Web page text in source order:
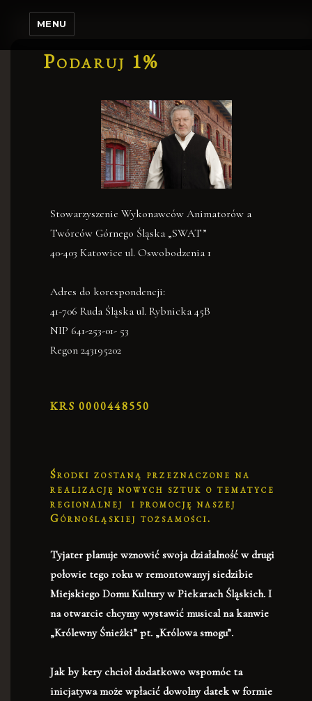
MENU
Podaruj 1%
Stowarzyszenie Wykonawców Animatorów a
Twórców Górnego Śląska „SWAT”
40-403 Katowice ul. Oswobodzenia 1
Adres do korespondencji:
41-706 Ruda Śląska ul. Rybnicka 45B
NIP 641-253-01- 53
Regon 243195202
KRS 0000448550
Środki zostaną przeznaczone na
realizację nowych sztuk o tematyce
regionalnej i promocję naszej
Górnośląskiej tożsamości.
Tyjater planuje wznowić swoja działalność w drugi
połowie tego roku w remontowanyj siedzibie
Miejskiego Domu Kultury w Piekarach Śląskich. I
na otwarcie chcymy wystawić musical na kanwie
„Królewny Śnieżki” pt. „Królowa smogu”.
Jak by kery chcioł dodatkowo wspomóc ta
inicjatywa może wpłacić dowolny datek w formie